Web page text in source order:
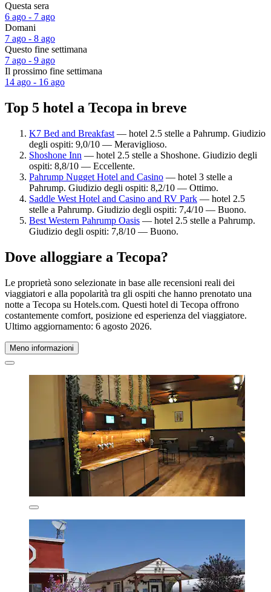
Questa sera
6 ago - 7 ago
Domani
7 ago - 8 ago
Questo fine settimana
7 ago - 9 ago
Il prossimo fine settimana
14 ago - 16 ago
Top 5 hotel a Tecopa in breve
K7 Bed and Breakfast — hotel 2.5 stelle a Pahrump. Giudizio
degli ospiti: 9,0/10 — Meraviglioso.
Shoshone Inn — hotel 2.5 stelle a Shoshone. Giudizio degli
ospiti: 8,8/10 — Eccellente.
Pahrump Nugget Hotel and Casino — hotel 3 stelle a
Pahrump. Giudizio degli ospiti: 8,2/10 — Ottimo.
Saddle West Hotel and Casino and RV Park — hotel 2.5
stelle a Pahrump. Giudizio degli ospiti: 7,4/10 — Buono.
Best Western Pahrump Oasis — hotel 2.5 stelle a Pahrump.
Giudizio degli ospiti: 7,8/10 — Buono.
Dove alloggiare a Tecopa?
Le proprietà sono selezionate in base alle recensioni reali dei
viaggiatori e alla popolarità tra gli ospiti che hanno prenotato una
notte a Tecopa su Hotels.com. Questi hotel di Tecopa offrono
costantemente comfort, posizione ed esperienza del viaggiatore.
Ultimo aggiornamento: 6 agosto 2026.
Meno informazioni